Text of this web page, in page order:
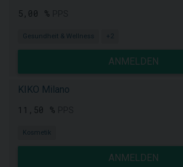
5,00 %
Gesundheit & Wellness +2
ANMELDEN
KIKO Milano
11,50 %
Kosmetik
ANMELDEN